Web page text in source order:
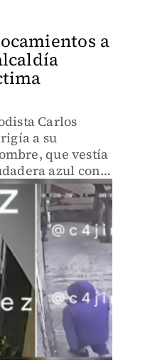
a
Carlos
a su
que vestía
azul con